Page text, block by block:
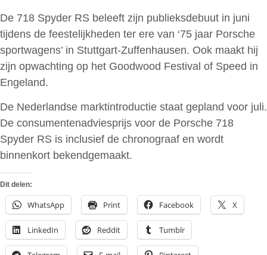
De 718 Spyder RS beleeft zijn publieksdebuut in juni
tijdens de feestelijkheden ter ere van ‘75 jaar Porsche
sportwagens’ in Stuttgart-Zuffenhausen. Ook maakt hij
zijn opwachting op het Goodwood Festival of Speed in
Engeland.
De Nederlandse marktintroductie staat gepland voor juli.
De consumentenadviesprijs voor de Porsche 718
Spyder RS is inclusief de chronograaf en wordt
binnenkort bekendgemaakt.
Dit delen:
WhatsApp Print Facebook X
LinkedIn Reddit Tumblr